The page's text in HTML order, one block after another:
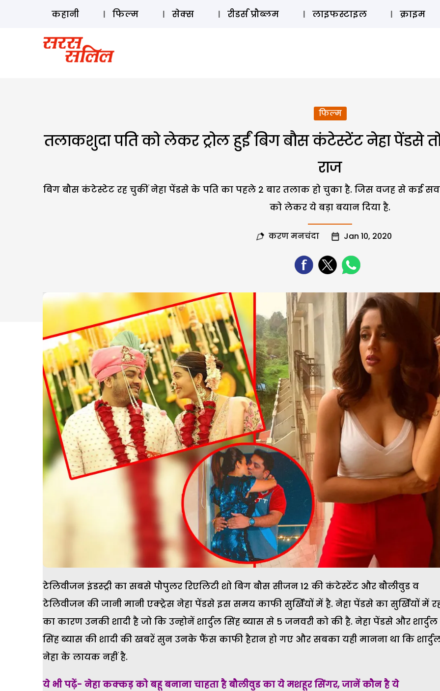
ऑडियो
कहानी फिल्म सेक्स रीडर्स प्रौब्लम लाइफस्टाइल क्राइम
फिल्म
तलाकशुदा पति को लेकर ट्रोल हुईं बिग बौस कंटेस्टेंट नेहा पेंडसे
राज
बिग बौस कंटेस्टेट रह चुकीं नेहा पेंडसे के पति का पहले 2 बार तलाक हो चुका है. जिस वजह से कई
को लेकर ये बड़ा बयान दिया है.
करण मनचंदा Jan 10, 2020
टेलिवीजन इंडस्ट्री का सबसे पौपुलर रिएलिटी शो बिग बौस सीजन 12 की कंटेस्टेंट और बौलीवुड व
टेलिवीजन की जानी मानी एक्ट्रेस नेहा पेंडसे इस समय काफी सुर्खियों में है. नेहा पेंडसे का सुर्खियों में
का कारण उनकी शादी है जो कि उन्होनें शार्दुल सिंह ब्यास से 5 जनवरी को की है. नेहा पेंडसे और शार्दुल
सिंह ब्यास की शादी की खबरें सुन उनके फैंस काफी हैरान हो गए और सबका यही मानना था कि
नेहा के लायक नहीं है.
ये भी पढ़ें- नेहा कक्कड़ को बहू बनाना चाहता है बौलीवुड का ये मशहूर सिंगर, जानें कौन है ये